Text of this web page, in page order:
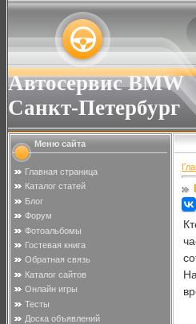
Автосервис BMW
Санкт-Петербург
Меню сайта
Главная страница
Каталог статей
Блог
Форум
Фотоальбомы
Гостевая книга
Обратная связь
Каталог сайтов
Онлайн игры
Тесты
Доска объявлений